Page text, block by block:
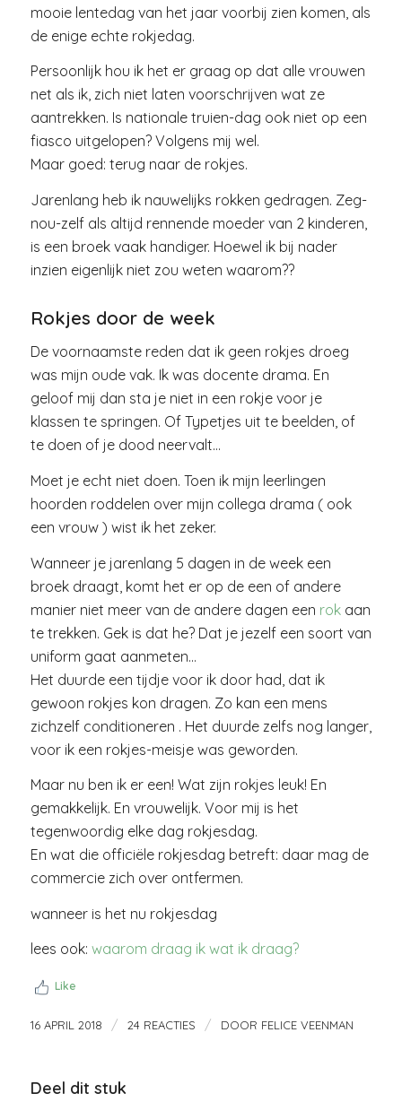
mooie lentedag van het jaar voorbij zien komen, als
de enige echte rokjedag.
Persoonlijk hou ik het er graag op dat alle vrouwen
net als ik, zich niet laten voorschrijven wat ze
aantrekken. Is nationale truien-dag ook niet op een
fiasco uitgelopen? Volgens mij wel.
Maar goed: terug naar de rokjes.
Jarenlang heb ik nauwelijks rokken gedragen. Zeg-
nou-zelf als altijd rennende moeder van 2 kinderen,
is een broek vaak handiger. Hoewel ik bij nader
inzien eigenlijk niet zou weten waarom??
Rokjes door de week
De voornaamste reden dat ik geen rokjes droeg
was mijn oude vak. Ik was docente drama. En
geloof mij dan sta je niet in een rokje voor je
klassen te springen. Of Typetjes uit te beelden, of
te doen of je dood neervalt…
Moet je echt niet doen. Toen ik mijn leerlingen
hoorden roddelen over mijn collega drama ( ook
een vrouw ) wist ik het zeker.
Wanneer je jarenlang 5 dagen in de week een
broek draagt, komt het er op de een of andere
manier niet meer van de andere dagen een rokaan
te trekken. Gek is dat he? Dat je jezelf een soort van
uniform gaat aanmeten…
Het duurde een tijdje voor ik door had, dat ik
gewoon rokjes kon dragen. Zo kan een mens
zichzelf conditioneren . Het duurde zelfs nog langer,
voor ik een rokjes-meisje was geworden.
Maar nu ben ik er een! Wat zijn rokjes leuk! En
gemakkelijk. En vrouwelijk. Voor mij is het
tegenwoordig elke dag rokjesdag.
En wat die officiële rokjesdag betreft: daar mag de
commercie zich over ontfermen.
wanneer is het nu rokjesdag
lees ook: waarom draag ik wat ik draag?
Like
16 APRIL 2018 / 24 REACTIES / DOOR FELICE VEENMAN
Deel dit stuk